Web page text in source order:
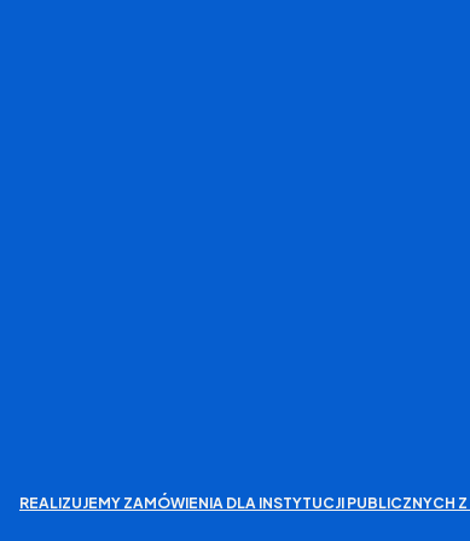
REALIZUJEMY ZAMÓWIENIA DLA INSTYTUCJI